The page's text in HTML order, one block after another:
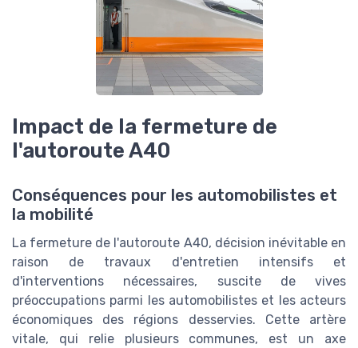
Impact de la fermeture de
l'autoroute A40
Conséquences pour les automobilistes et
la mobilité
La fermeture de l'autoroute A40, décision inévitable en
raison de travaux d'entretien intensifs et
d'interventions nécessaires, suscite de vives
préoccupations parmi les automobilistes et les acteurs
économiques des régions desservies. Cette artère
vitale, qui relie plusieurs communes, est un axe